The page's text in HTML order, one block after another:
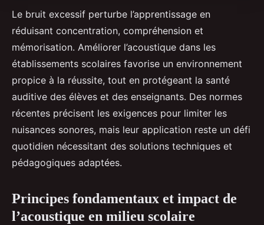
Le bruit excessif perturbe l’apprentissage en
réduisant concentration, compréhension et
mémorisation. Améliorer l’acoustique dans les
établissements scolaires favorise un environnement
propice à la réussite, tout en protégeant la santé
auditive des élèves et des enseignants. Des normes
récentes précisent les exigences pour limiter les
nuisances sonores, mais leur application reste un défi
quotidien nécessitant des solutions techniques et
pédagogiques adaptées.
Principes fondamentaux et impact de
l’acoustique en milieu scolaire